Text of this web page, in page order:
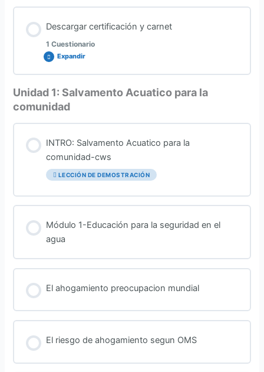
Descargar certificación y carnet
1 Cuestionario
Expandir
Contenido de la Lección
Instructor de Salvamento Acuático- Miembro Activo
Unidad 1: Salvamento Acuatico para la
comunidad
INTRO: Salvamento Acuatico para la
comunidad-cws
LECCIÓN DE DEMOSTRACIÓN
Módulo 1-Educación para la seguridad en el
agua
El ahogamiento preocupacion mundial
El riesgo de ahogamiento segun OMS